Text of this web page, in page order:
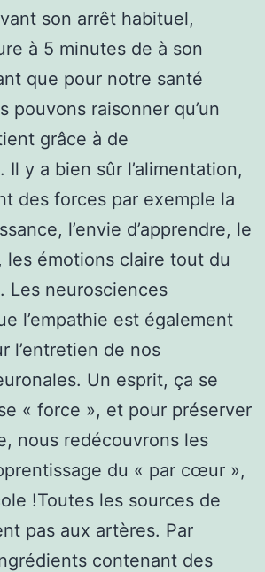
son arrêt habituel,
à 5 minutes de à son
que pour notre santé
pouvons raisonner qu’un
grâce à de
Il y a bien sûr l’alimentation,
des forces par exemple la
l’envie d’apprendre, le
les émotions claire tout du
Les neurosciences
l’empathie est également
l’entretien de nos
Un esprit, ça se
« force », et pour préserver
nous redécouvrons les
du « par cœur »,
!Toutes les sources de
pas aux artères. Par
contenant des